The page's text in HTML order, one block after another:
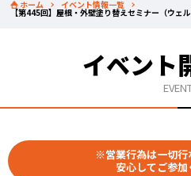
ホーム イベント情報一覧
【第445回】屋根・外壁塗り替えセミナー（ウェル
イベント
※営業行為は一切行
安心してご参加